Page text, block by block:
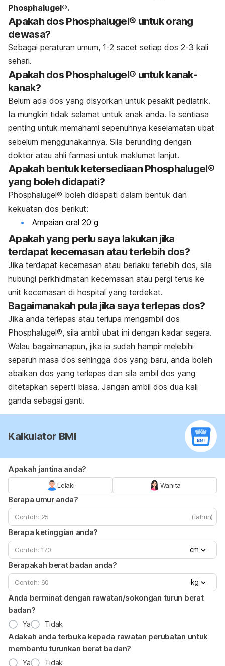
Phosphalugel®.
Apakah dos Phosphalugel® untuk orang
dewasa?
Sebagai peraturan umum, 1-2 sacet setiap dos 2-3 kali
sehari.
Apakah dos Phosphalugel® untuk kanak-
kanak?
Belum ada dos yang disyorkan untuk pesakit pediatrik.
Ia mungkin tidak selamat untuk anak anda. Ia sentiasa
penting untuk memahami sepenuhnya keselamatan ubat
sebelum menggunakannya. Sila berunding dengan
doktor atau ahli farmasi untuk maklumat lanjut.
Apakah bentuk ketersediaan Phosphalugel®
yang boleh didapati?
Phosphalugel® boleh didapati dalam bentuk dan
kekuatan dos berikut:
Ampaian oral 20 g
Apakah yang perlu saya lakukan jika
terdapat kecemasan atau terlebih dos?
Jika terdapat kecemasan atau berlaku terlebih dos, sila
hubungi perkhidmatan kecemasan atau pergi terus ke
unit kecemasan di hospital yang terdekat.
Bagaimanakah pula jika saya terlepas dos?
Jika anda terlepas atau terlupa mengambil dos
Phosphalugel®, sila ambil ubat ini dengan kadar segera.
Walau bagaimanapun, jika ia sudah hampir melebihi
separuh masa dos sehingga dos yang baru, anda boleh
abaikan dos yang terlepas dan sila ambil dos yang
ditetapkan seperti biasa. Jangan ambil dos dua kali
ganda sebagai ganti.
Kalkulator BMI
Apakah jantina anda?
Lelaki Wanita
Berapa umur anda?
(tahun)
Berapa ketinggian anda?
cm
Berapakah berat badan anda?
kg
Anda berminat dengan rawatan/sokongan turun berat
badan?
Ya
Tidak
Adakah anda terbuka kepada rawatan perubatan untuk
membantu turunkan berat badan?
Ya
Tidak